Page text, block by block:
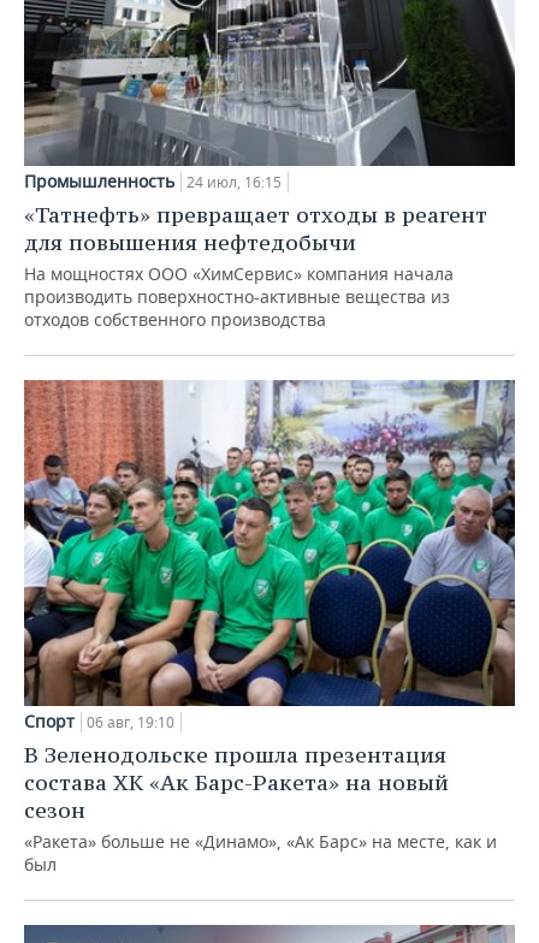
Промышленность 24 июл, 16:15
«Татнефть» превращает отходы в реагент
для повышения нефтедобычи
На мощностях ООО «ХимСервис» компания начала
производить поверхностно-активные вещества из
отходов собственного производства
Спорт 06 авг, 19:10
В Зеленодольске прошла презентация
состава ХК «Ак Барс-Ракета» на новый
сезон
«Ракета» больше не «Динамо», «Ак Барс» на месте, как и
был